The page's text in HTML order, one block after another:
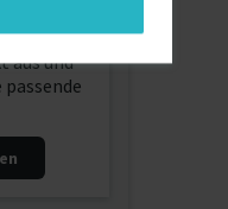
aus und